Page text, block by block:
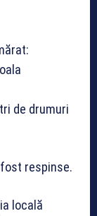
de drumuri
respinse.
locală